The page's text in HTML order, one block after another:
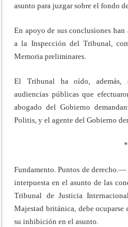
asunto para juzgar sobre el fondo
En apoyo de sus conclusiones
a la Inspección del Tribunal,
Memoria preliminares.
El Tribunal ha oído, además,
audiencias públicas que
abogado del Gobierno
Politis, y el agente del Gobierno
Fundamento. Puntos de derecho.—
interpuesta en el asunto de las
Tribunal de Justicia
Majestad británica, debe
su inhibición en el asunto.